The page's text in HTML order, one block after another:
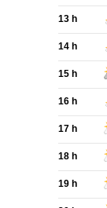
13 h
14 h
15 h
16 h
17 h
18 h
19 h